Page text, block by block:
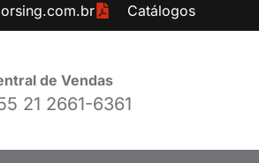
Catálogos
de Vendas
21 2661-6361